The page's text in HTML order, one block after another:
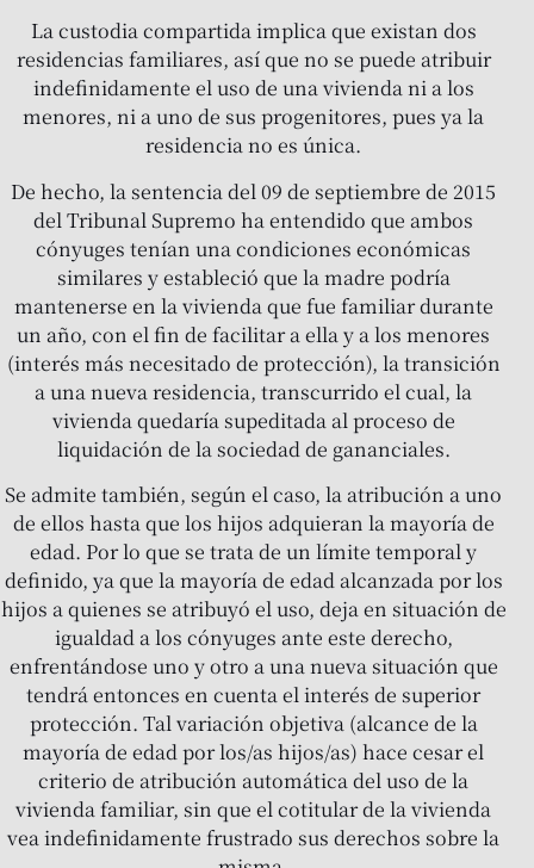
La custodia compartida implica que existan dos
residencias familiares, así que no se puede atribuir
indefinidamente el uso de una vivienda ni a los
menores, ni a uno de sus progenitores, pues ya la
residencia no es única.
De hecho, la sentencia del 09 de septiembre de 2015
del Tribunal Supremo ha entendido que ambos
cónyuges tenían una condiciones económicas
similares y estableció que la madre podría
mantenerse en la vivienda que fue familiar durante
un año, con el fin de facilitar a ella y a los menores
(interés más necesitado de protección), la transición
a una nueva residencia, transcurrido el cual, la
vivienda quedaría supeditada al proceso de
liquidación de la sociedad de gananciales.
Se admite también, según el caso, la atribución a uno
de ellos hasta que los hijos adquieran la mayoría de
edad. Por lo que se trata de un límite temporal y
definido, ya que la mayoría de edad alcanzada por los
hijos a quienes se atribuyó el uso, deja en situación de
igualdad a los cónyuges ante este derecho,
enfrentándose uno y otro a una nueva situación que
tendrá entonces en cuenta el interés de superior
protección. Tal variación objetiva (alcance de la
mayoría de edad por los/as hijos/as) hace cesar el
criterio de atribución automática del uso de la
vivienda familiar, sin que el cotitular de la vivienda
vea indefinidamente frustrado sus derechos sobre la